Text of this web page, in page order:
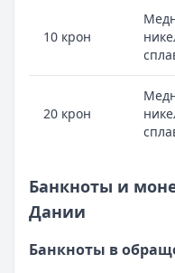
10 крон
20 крон
Банкноты и
Дании
Банкноты в